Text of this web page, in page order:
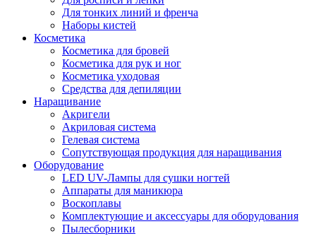
Для тонких линий и френча
Наборы кистей
Косметика
Косметика для бровей
Косметика для рук и ног
Косметика уходовая
Средства для депиляции
Наращивание
Акригели
Акриловая система
Гелевая система
Сопутствующая продукция для наращивания
Оборудование
LED UV-Лампы для сушки ногтей
Аппараты для маникюра
Воскоплавы
Комплектующие и аксессуары для оборудования
Пылесборники